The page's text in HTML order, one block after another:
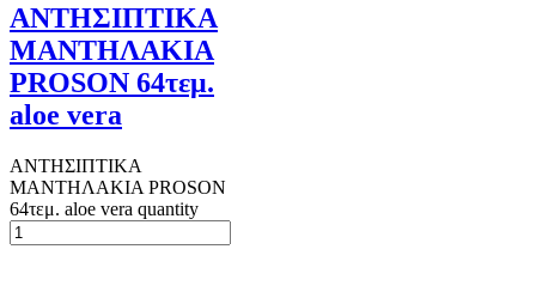
ΑΝΤΗΣΙΠΤΙΚΑ
ΜΑΝΤΗΛΑΚΙΑ
PROSON 64τεμ.
aloe vera
ΑΝΤΗΣΙΠΤΙΚΑ
ΜΑΝΤΗΛΑΚΙΑ PROSON
64τεμ. aloe vera quantity